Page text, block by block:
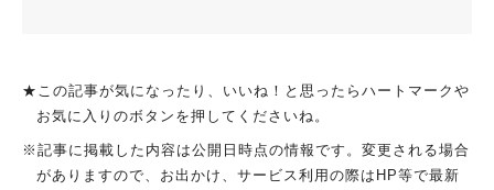
★この記事が気になったり、いいね！と思ったらハートマークや
お気に入りのボタンを押してくださいね。
※記事に掲載した内容は公開日時点の情報です。変更される場合
がありますので、お出かけ、サービス利用の際はHP等で最新